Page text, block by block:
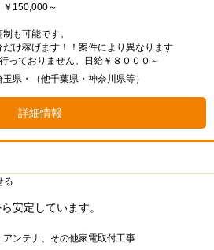
￥150,000～
も可能です。
だけ稼げます！！案件により異なります
っておりません。日給￥８０００～
県・（他千葉県・神奈川県等）
詳細情報
る
安定しています。
アンテナ、その他家電取付工事